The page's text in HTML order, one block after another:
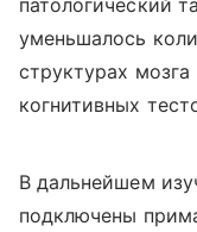
патологический
уменьшалось
структурах
когнитивных
В дальнейшем
подключены